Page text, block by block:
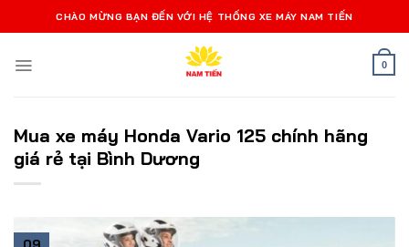
qua
dung
CHÀO MỪNG BẠN ĐẾN VỚI HỆ THỐNG XE MÁY NAM TIẾN
0
Mua xe máy Honda Vario 125 chính hãng
giá rẻ tại Bình Dương